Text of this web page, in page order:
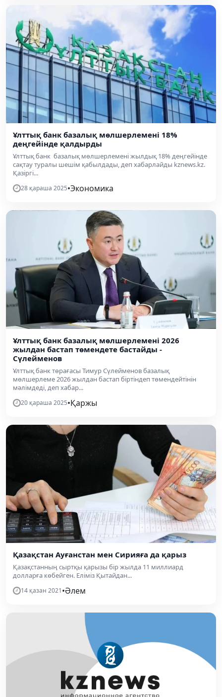
Ұлттық банк базалық мөлшерлемені 18%
деңгейінде қалдырды
Ұлттық банк базалық мөлшерлемені жылдық 18% деңгейінде
сақтау туралы шешім қабылдады, деп хабарлайды kznews.kz.
Қазіргі...
28 қараша 2025•Экономика
Ұлттық банк базалық мөлшерлемені 2026
жылдан бастап төмендете бастайды -
Сүлейменов
Ұлттық банк төрағасы Тимур Сүлейменов базалық
мөлшерлеме 2026 жылдан бастап біртіндеп төмендейтінін
мәлімдеді, деп хабар...
20 қараша 2025•Қаржы
Қазақстан Ауғанстан мен Сирияға да қарыз
Қазақстанның сыртқы қарызы бір жылда 11 миллиард
долларға көбейген. Еліміз Қытайдан...
14 қазан 2021•Әлем